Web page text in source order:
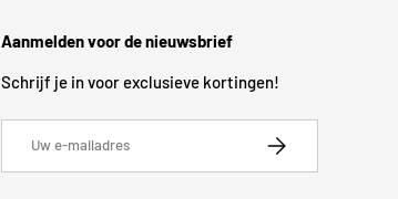
Aanmelden voor de nieuwsbrief
Schrijf je in voor exclusieve kortingen!
Abonneer